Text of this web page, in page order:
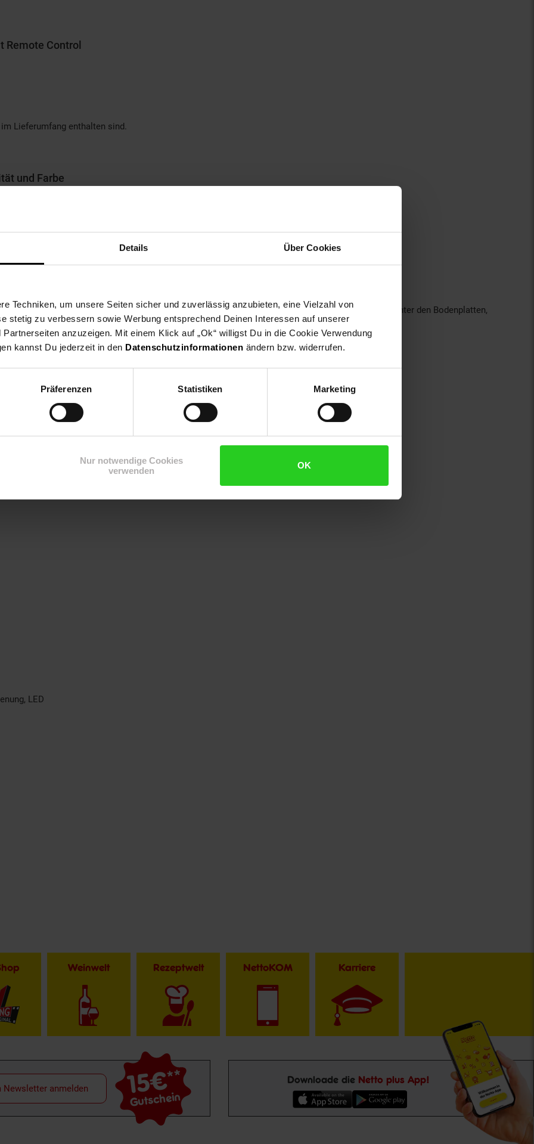
Details Über Cookies
Techniken, um unsere Seiten sicher und zuverlässig anzubieten, eine Vielzahl von
stetig zu verbessern sowie Werbung entsprechend Deinen Interessen auf unserer
anzuzeigen. Mit einem Klick auf „Ok“ willigst Du in die Cookie Verwendung
kannst Du jederzeit in den Datenschutzinformationen ändern bzw. widerrufen.
Präferenzen Statistiken Marketing
Nur notwendige Cookies
verwenden
OK
Control
Lieferumfang enthalten sind.
und Farbe
der LED-Leiste)
Stimmung anpassen
Abendessen bis hin zu Partys mit Freunden oder Zeit allein unter dem Sternenhimmel
darunter liegenden Balken und wird dann über die Beine abgeleitet. An der Unterseite der Beine, unter den Bodenplatten,
abzuleiten (über dem Boden).
werden.
einen Akkuschrauber und zwei Leitern.
im Lieferumfang enthalten.
und erleichtern somit die Montage.
LED
Weinwelt Rezeptwelt NettoKOM Karriere
15€**
Gutschein
Newsletter anmelden
Downloade die Netto plus App!